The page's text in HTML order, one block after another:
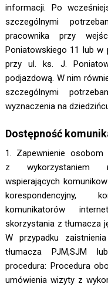
informacji. Po
szczególnymi
pracownika przy
Poniatowskiego 11 lub w
przy ul. ks. J.
podjazdową. W nim
szczególnymi
wyznaczenia na
Dostępność
1. Zapewnienie
z wykorzystaniem
wspierających
korespondencyjny,
komunikatorów
skorzystania z tłumacza
W przypadku
tłumacza PJM,SJM
procedura: Procedura
umówienia wizyty z